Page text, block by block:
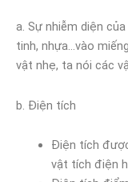
a. Sự nhiễm diện
tinh, nhựa…vào
vật nhẹ, ta nói các
b. Điện tích
Điện tích
vật tích điện